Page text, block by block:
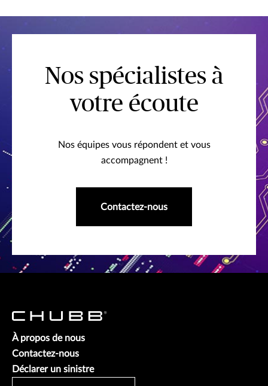
Nos spécialistes à
votre écoute
Nos équipes vous répondent et vous
accompagnent !
Contactez-nous
À propos de nous
Contactez-nous
Déclarer un sinistre